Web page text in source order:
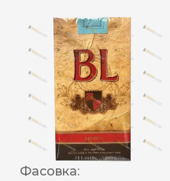
Фасовка: